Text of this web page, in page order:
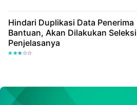
Hindari Duplikasi Data Penerima
Bantuan, Akan Dilakukan Seleksi
Penjelasanya